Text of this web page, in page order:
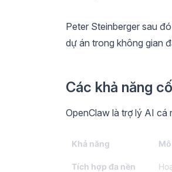
Peter Steinberger sau
dự án trong không gian
Các khả năng
OpenClaw là trợ lý AI
Khả năng
Tích hợp đa nền